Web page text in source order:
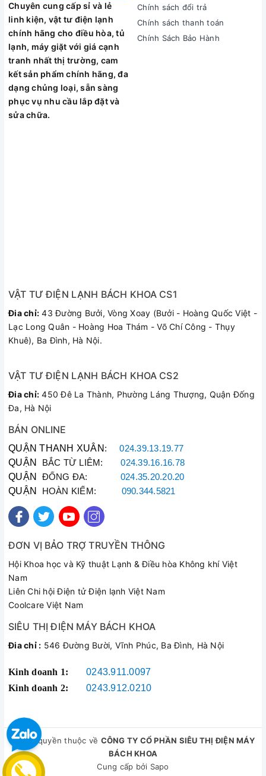
Cho phép tùy chỉnh nhiệt độ thuận tiện, đáp ứng nhu cầu sử
dụng. Luôn luôn duy trì nhiệt độ nước ổn định.
VAN XẢ CẶN TIỆN ÍCH
Việc vệ sinh bình sẽ trở nên dễ dàng hơn, người sử dụng có
thể tự tháo van, xả cặn, sục rửa bình mà không cần phải gọi
dịch vụ sửa chữa.
Chuyên cung cấp sỉ và lẻ
linh kiện, vật tư điện lạnh
chính hãng cho điều hòa, tủ
lạnh, máy giặt với giá cạnh
tranh nhất thị trường, cam
kết sản phẩm chính hãng, đa
dạng chủng loại, sẵn sàng
phục vụ nhu cầu lắp đặt và
sửa chữa.
Chính sách đổi trả
Chính sách thanh toán
Chính Sách Bảo Hành
VẬT TƯ ĐIỆN LẠNH BÁCH KHOA CS1
Đia chỉ: 43 Đường Bưởi, Vòng Xoay (Bưởi - Hoàng Quốc Việt -
Lạc Long Quân - Hoàng Hoa Thám - Võ Chí Công - Thụy
Khuê), Ba Đình, Hà Nội.
VẬT TƯ ĐIỆN LẠNH BÁCH KHOA CS2
Đia chỉ: 450 Đê La Thành, Phường Láng Thượng, Quận Đống
Đa, Hà Nội
BÁN ONLINE
QUẬN THANH XUÂN :024.39.13.19.77
QUẬN BẮC TỪ LIÊM:024.39.16.16.78
QUẬN ĐỐNG ĐA: 024.35.20.20.20
QUẬN HOÀN KIẾM: 090.344.5821
ĐƠN VỊ BẢO TRỢ TRUYỀN THÔNG
Hội Khoa học và Kỹ thuật Lạnh & Điều hòa Không khí Việt
Nam
Liên Chi hội Điện tử Điện lạnh Việt Nam
Coolcare Việt Nam
SIÊU THỊ ĐIỆN MÁY BÁCH KHOA
Đia chỉ : 546 Đường Bười, Vĩnh Phúc, Ba Đình, Hà Nội
Kinh doanh 1:
0243.911.0097
Kinh doanh 2:
0243.912.0210
© Bản quyền thuộc về CÔNG TY CỔ PHẦN SIÊU THỊ ĐIỆN MÁY
BÁCH KHOA
Cung cấp bởi Sapo